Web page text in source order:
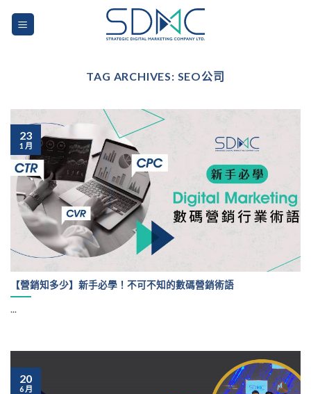
TAG ARCHIVES: SEO公司
【營銷知多少】新手必學！不可不知的數碼營銷術語
...
23
1 月
20
6 月